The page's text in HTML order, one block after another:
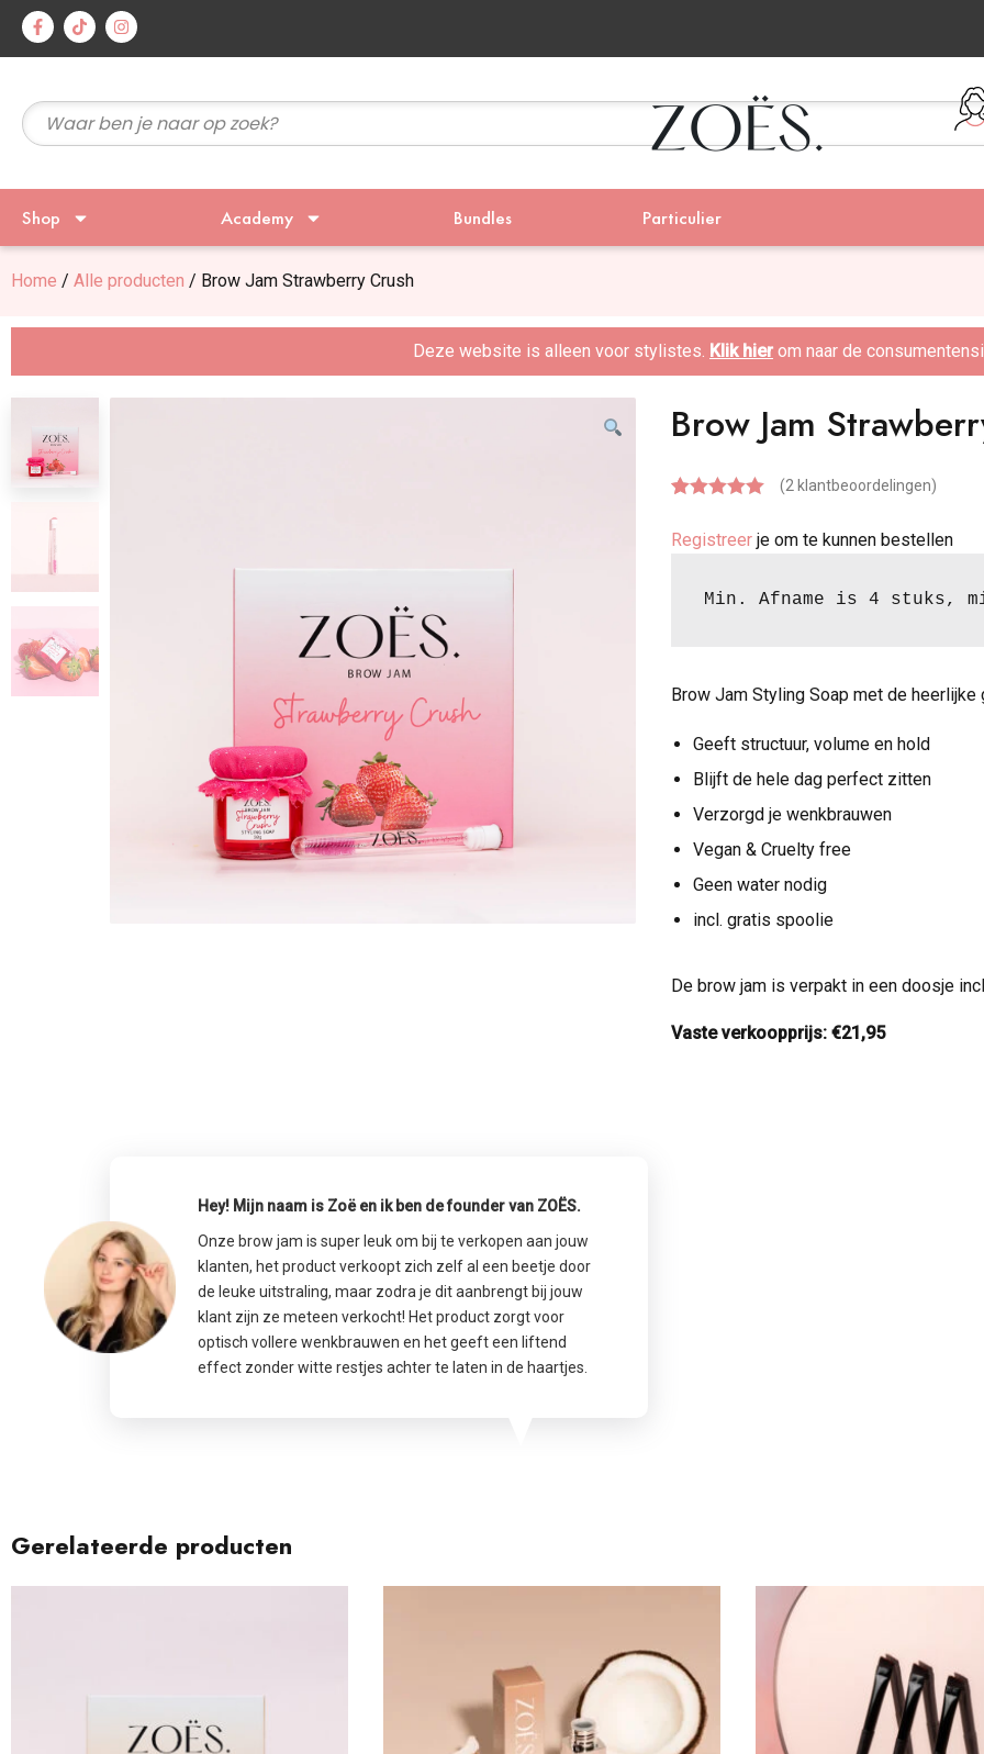
Shop Academy Bundles Particulier
Home / Alle producten / Brow Jam Strawberry Crush
Deze website is alleen voor stylistes. Klik hier om naar de
Brow Jam
d5.00op 5
klant
(2 klantbeoordelingen)
Registreer je om te kunnen bestellen
Min. Afname is 4 stuks,
Brow Jam Styling Soap met de heerlijke
Geeft structuur, volume en hold
Blijft de hele dag perfect zitten
Verzorgd je wenkbrauwen
Vegan & Cruelty free
Geen water nodig
incl. gratis spoolie
De brow jam is verpakt in een doosje
Vaste verkoopprijs: €21,95
Hey! Mijn naam is Zoë en ik ben de founder van ZOËS.
Onze brow jam is super leuk om bij te verkopen aan jouw
klanten, het product verkoopt zich zelf al een beetje door
de leuke uitstraling, maar zodra je dit aanbrengt bij jouw
klant zijn ze meteen verkocht! Het product zorgt voor
optisch vollere wenkbrauwen en het geeft een liftend
effect zonder witte restjes achter te laten in de haartjes.
Gerelateerde producten